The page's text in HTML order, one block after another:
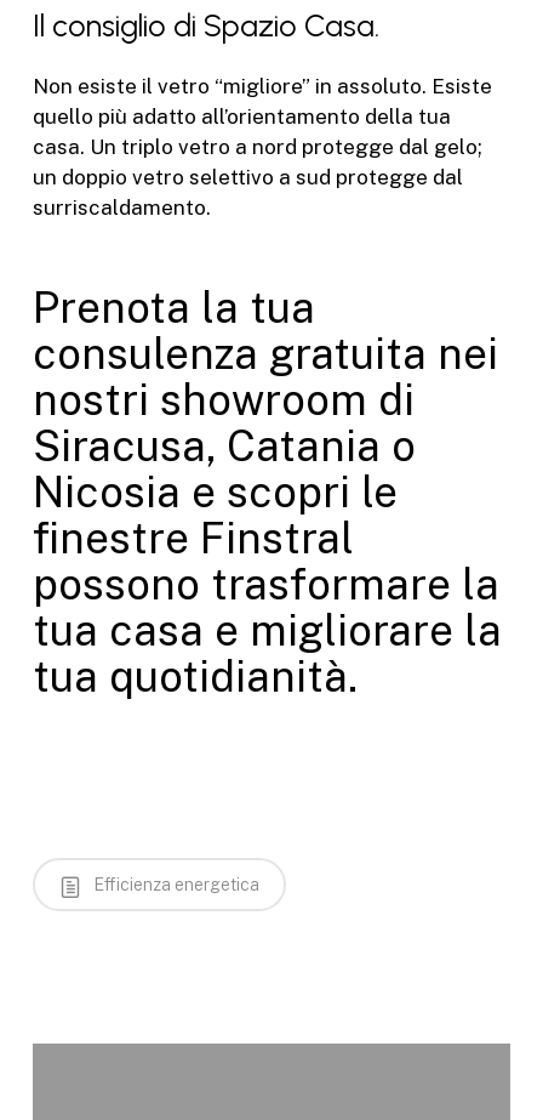
Il consiglio di Spazio Casa.
Non esiste il vetro “migliore” in assoluto. Esiste
quello più adatto all’orientamento della tua
casa. Un triplo vetro a nord protegge dal gelo;
un doppio vetro selettivo a sud protegge dal
surriscaldamento.
Prenota la tua
consulenza gratuita nei
nostri showroom di
Siracusa, Catania o
Nicosia e scopri le
finestre Finstral
possono trasformare la
tua casa e migliorare la
tua quotidianità.
Efficienza energetica